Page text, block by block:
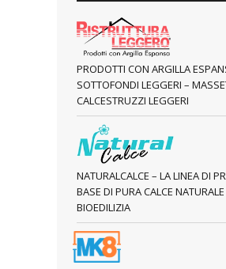
PRODOTTI CON ARGILLA
SOTTOFONDI LEGGERI –
CALCESTRUZZI LEGGERI
NATURALCALCE – LA LINEA DI
BASE DI PURA CALCE
BIOEDILIZIA